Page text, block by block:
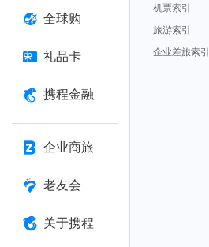
全球购
礼品卡
携程金融
企业商旅
老友会
关于携程
机票索引
旅游索引
企业差旅索引